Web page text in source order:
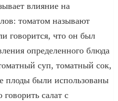
влияние на
томатом называют
говорится, что он был
определенного блюда
суп, томатный сок,
плоды были использованы
говорить салат с